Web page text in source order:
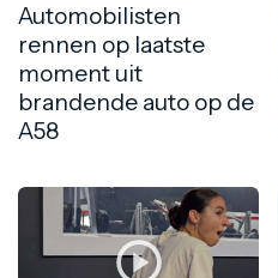
Automobilisten
rennen op laatste
moment uit
brandende auto op de
A58